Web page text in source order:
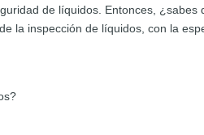
de líquidos. Entonces,
la inspección de líquidos, con la